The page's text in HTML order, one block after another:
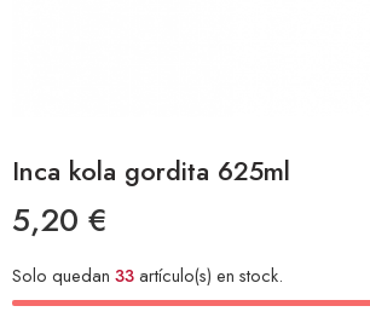
Inca kola gordita 625ml
5,20 €
Solo quedan 33artículo(s) en stock.